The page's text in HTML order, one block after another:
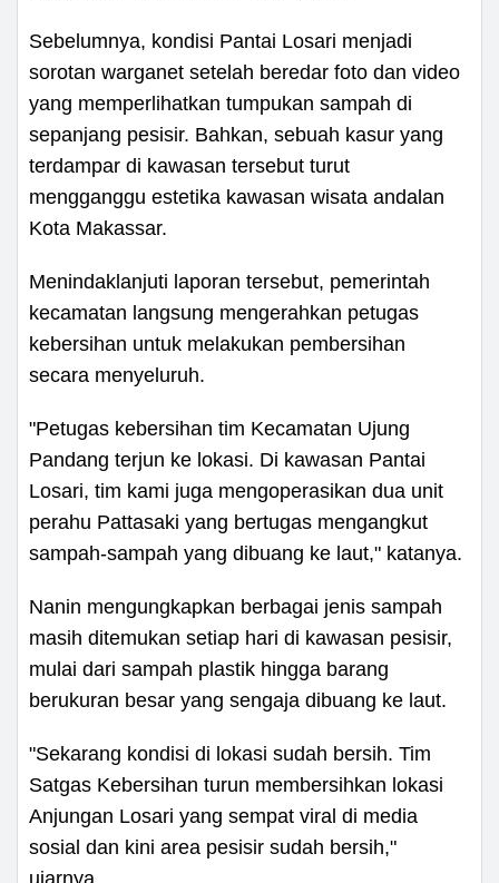
Sebelumnya, kondisi Pantai Losari menjadi
sorotan warganet setelah beredar foto dan video
yang memperlihatkan tumpukan sampah di
sepanjang pesisir. Bahkan, sebuah kasur yang
terdampar di kawasan tersebut turut
mengganggu estetika kawasan wisata andalan
Kota Makassar.
Menindaklanjuti laporan tersebut, pemerintah
kecamatan langsung mengerahkan petugas
kebersihan untuk melakukan pembersihan
secara menyeluruh.
"Petugas kebersihan tim Kecamatan Ujung
Pandang terjun ke lokasi. Di kawasan Pantai
Losari, tim kami juga mengoperasikan dua unit
perahu Pattasaki yang bertugas mengangkut
sampah-sampah yang dibuang ke laut," katanya.
Nanin mengungkapkan berbagai jenis sampah
masih ditemukan setiap hari di kawasan pesisir,
mulai dari sampah plastik hingga barang
berukuran besar yang sengaja dibuang ke laut.
"Sekarang kondisi di lokasi sudah bersih. Tim
Satgas Kebersihan turun membersihkan lokasi
Anjungan Losari yang sempat viral di media
sosial dan kini area pesisir sudah bersih,"
ujarnya.